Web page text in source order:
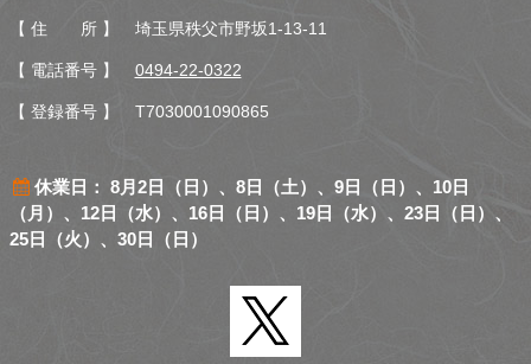
【 住 所 】 埼玉県秩父市野坂1-13-11
【 電話番号 】 0494-22-0322
【 登録番号 】 T7030001090865
休業日： 8月2日（日）、8日（土）、9日（日）、10日
（月）、12日（水）、16日（日）、19日（水）、23日（日）、
25日（火）、30日（日）